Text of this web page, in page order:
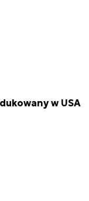
w USA